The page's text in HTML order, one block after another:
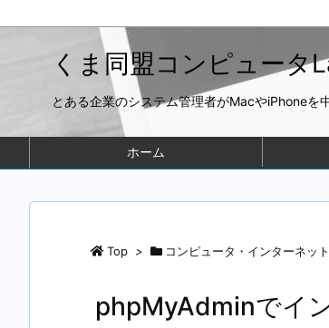
くま同盟コンピュータ
とある企業のシステム管理者がMacやiPhoneを
ホーム
Top > コンピュータ・インターネット
phpMyAdminでイ